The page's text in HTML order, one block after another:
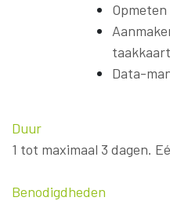
Data-
Duur
1 tot maximaal 3 dagen.
Benodigdheden